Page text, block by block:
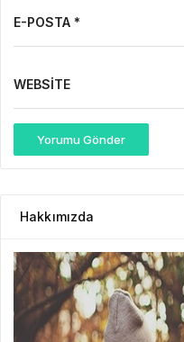
E-POSTA *
WEBSITE
Yorumu Gönder
Hakkımızda